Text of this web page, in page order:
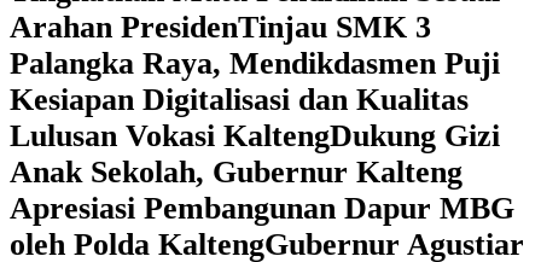
Arahan Presiden‎Tinjau SMK 3
Palangka Raya, Mendikdasmen Puji
Kesiapan Digitalisasi dan Kualitas
Lulusan Vokasi Kalteng‎Dukung Gizi
Anak Sekolah, Gubernur Kalteng
Apresiasi Pembangunan Dapur MBG
oleh Polda Kalteng‎Gubernur Agustiar